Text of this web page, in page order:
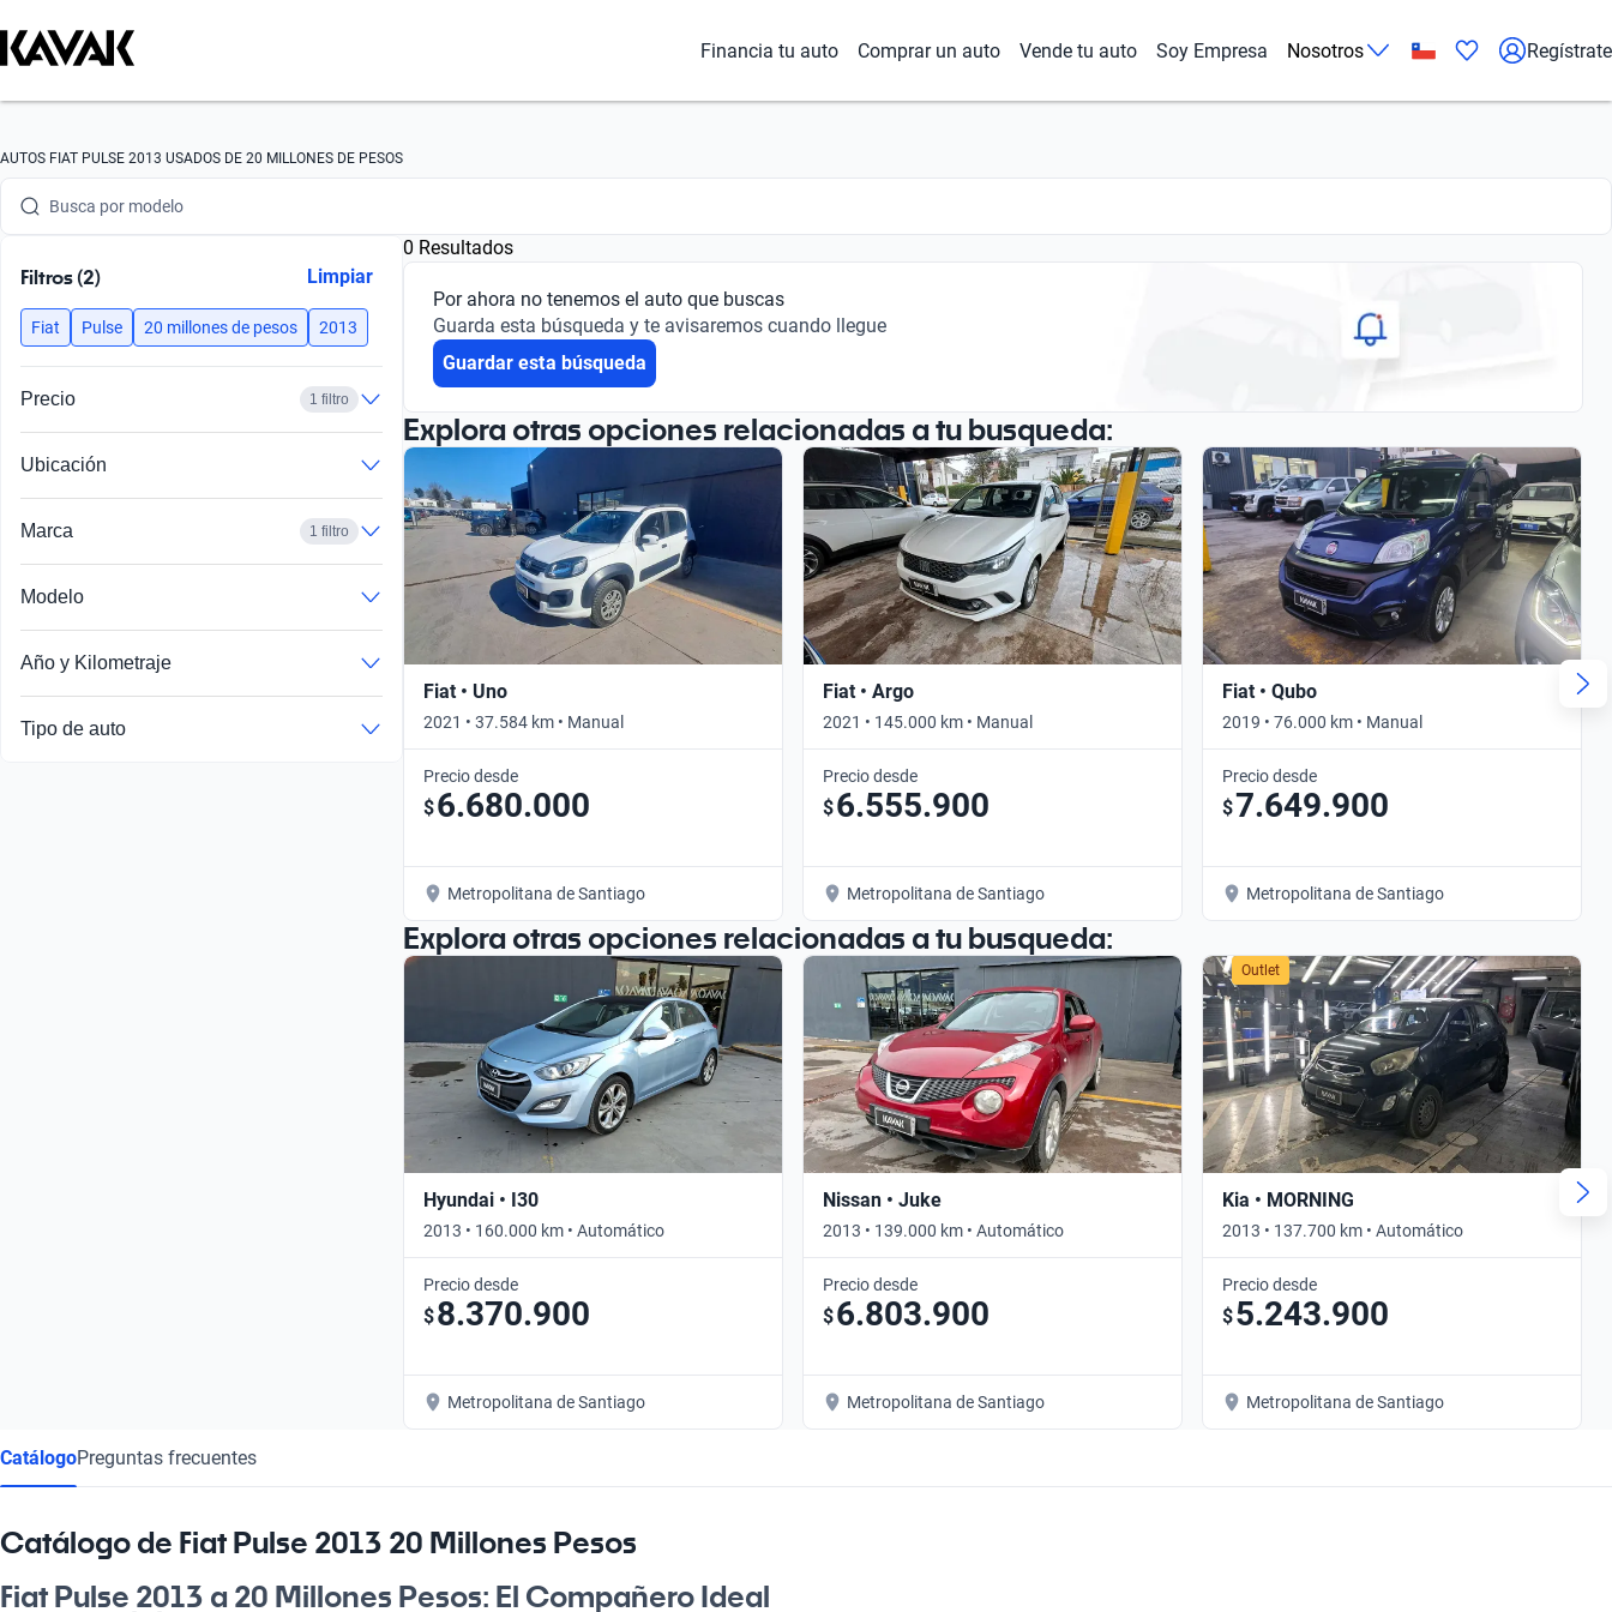
Financia tu auto Comprar un auto Vende tu auto Soy Empresa Nosotros Regístrate
AUTOS FIAT PULSE 2013 USADOS DE 20 MILLONES DE PESOS
Busca por marca
Busca por modelo
Busca por año
Busca por marca
Busca por versión
Busca por año
Filtros (2) Limpiar
Fiat Pulse 20 millones de pesos 2013
Precio 1 filtro
Ubicación
Marca 1 filtro
Modelo
Año y Kilometraje
Tipo de auto
0 Resultados
Por ahora no tenemos el auto que buscas
Guarda esta búsqueda y te avisaremos cuando llegue
Guardar esta búsqueda
Explora otras opciones relacionadas a tu busqueda:
Fiat • Uno
2021 • 37.584 km • Manual
Precio desde
$6.680.000
Metropolitana de Santiago
Fiat • Argo
2021 • 145.000 km • Manual
Precio desde
$6.555.900
Metropolitana de Santiago
Fiat • Qubo
2019 • 76.000 km • Manual
Precio desde
$7.649.900
Metropolitana de Santiago
Explora otras opciones relacionadas a tu busqueda:
Hyundai • I30
2013 • 160.000 km • Automático
Precio desde
$8.370.900
Metropolitana de Santiago
Nissan • Juke
2013 • 139.000 km • Automático
Precio desde
$6.803.900
Metropolitana de Santiago
Outlet
Kia • MORNING
2013 • 137.700 km • Automático
Precio desde
$5.243.900
Metropolitana de Santiago
CatálogoPreguntas frecuentes
Catálogo de Fiat Pulse 2013 20 Millones Pesos
Fiat Pulse 2013 a 20 Millones Pesos: El Compañero Ideal